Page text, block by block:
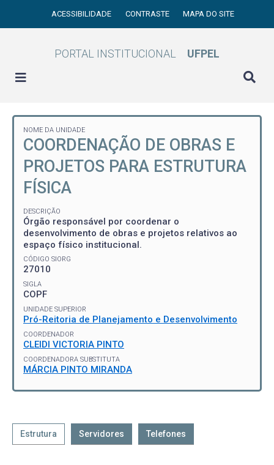
ACESSIBILIDADE CONTRASTE MAPA DO SITE
PORTAL INSTITUCIONAL UFPEL
NOME DA UNIDADE
COORDENAÇÃO DE OBRAS E
PROJETOS PARA ESTRUTURA
FÍSICA
DESCRIÇÃO
Órgão responsável por coordenar o
desenvolvimento de obras e projetos relativos ao
espaço físico institucional.
CÓDIGO SIORG
27010
SIGLA
COPF
UNIDADE SUPERIOR
Pró-Reitoria de Planejamento e Desenvolvimento
COORDENADOR
CLEIDI VICTORIA PINTO
COORDENADORA SUBSTITUTA
MÁRCIA PINTO MIRANDA
Estrutura Servidores Telefones